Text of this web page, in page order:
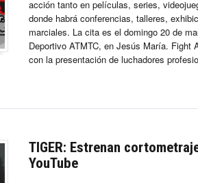
acción tanto en películas, series,
donde habrá conferencias, talleres,
marciales. La cita es el domingo 20 de
Deportivo ATMTC, en Jesús María. Fight
con la presentación de luchadores
TIGER: Estrenan
YouTube